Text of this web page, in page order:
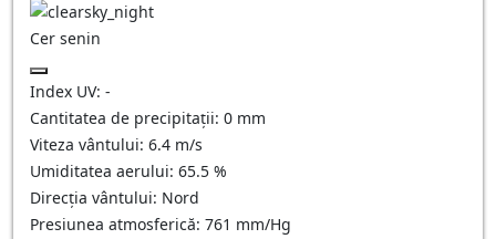
Cer senin
Index UV: -
Cantitatea de precipitații: 0 mm
Viteza vântului: 6.4 m/s
Umiditatea aerului: 65.5 %
Direcția vântului: Nord
Presiunea atmosferică: 761 mm/Hg